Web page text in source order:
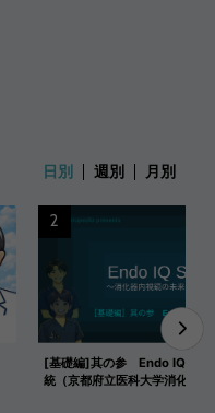
日別 週別 月別
[基礎編]其の参 Endo IQ式 経
統（京都府立医科大学消化器内
2